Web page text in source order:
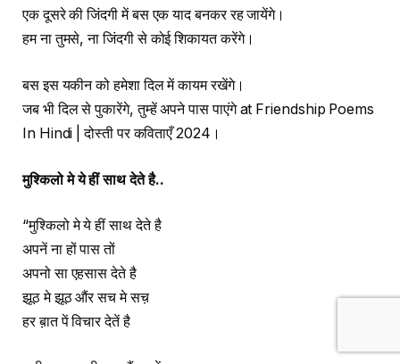
एक दूसरे की जिंदगी में बस एक याद बनकर रह जायेंगे।
हम ना तुमसे, ना जिंदगी से कोई शिकायत करेंगे।
बस इस यकीन को हमेशा दिल में कायम रखेंगे।
जब भी दिल से पुकारेंगे, तुम्हें अपने पास पाएंगे at Friendship Poems
In Hindi | दोस्ती पर कविताएँ 2024।
मुश्किलो मे ये हीं साथ देते है..
“मुश्किलो मे ये हीं साथ देते है
अपनें ना हों पास तों
अपनो सा एहसास देते है
झूठ मे झूठ औंर सच मे सच़
हर ब़ात पें विचार देतें है